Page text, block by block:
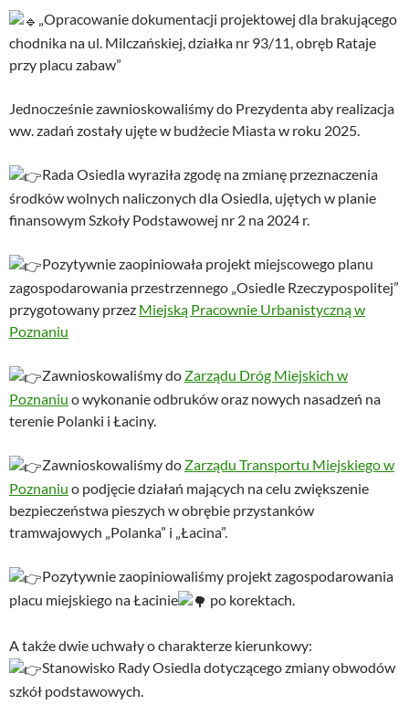
„Opracowanie dokumentacji projektowej dla brakującego
chodnika na ul. Milczańskiej, działka nr 93/11, obręb Rataje
przy placu zabaw”
Jednocześnie zawnioskowaliśmy do Prezydenta aby realizacja
ww. zadań zostały ujęte w budżecie Miasta w roku 2025.
Rada Osiedla wyraziła zgodę na zmianę przeznaczenia
środków wolnych naliczonych dla Osiedla, ujętych w planie
finansowym Szkoły Podstawowej nr 2 na 2024 r.
Pozytywnie zaopiniowała projekt miejscowego planu
zagospodarowania przestrzennego „Osiedle Rzeczypospolitej”
przygotowany przez Miejską Pracownie Urbanistyczną w
Poznaniu
Zawnioskowaliśmy do Zarządu Dróg Miejskich w
Poznaniu o wykonanie odbruków oraz nowych nasadzeń na
terenie Polanki i Łaciny.
Zawnioskowaliśmy do Zarządu Transportu Miejskiego w
Poznaniu o podjęcie działań mających na celu zwiększenie
bezpieczeństwa pieszych w obrębie przystanków
tramwajowych „Polanka” i „Łacina”.
Pozytywnie zaopiniowaliśmy projekt zagospodarowania
placu miejskiego na Łacinie
po korektach.
A także dwie uchwały o charakterze kierunkowy:
Stanowisko Rady Osiedla dotyczącego zmiany obwodów
szkół podstawowych.